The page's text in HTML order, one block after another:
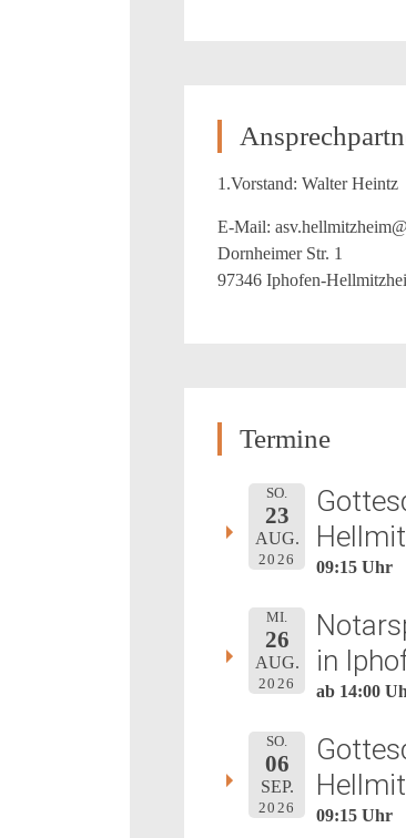
1.Vorstand: Walter Heintz
E-Mail:
Dornheimer Str. 1
97346 Iphofen-
Termine
SO.
23
AUG.
2026 09:15 Uhr
MI.
26
AUG.
2026
in
ab 14:00
SO.
06
SEP.
2026 09:15 Uhr